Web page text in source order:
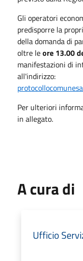
Gli operatori
predisporre la
della domanda di
oltre leore 13.00
manifestazioni di
all'indirizzo:
Per ulteriori
in allegato.
A cura di
Ufficio